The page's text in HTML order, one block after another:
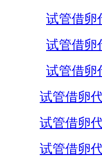
试管借卵
试管借卵
试管借卵
试管借卵
试管借卵
试管借卵